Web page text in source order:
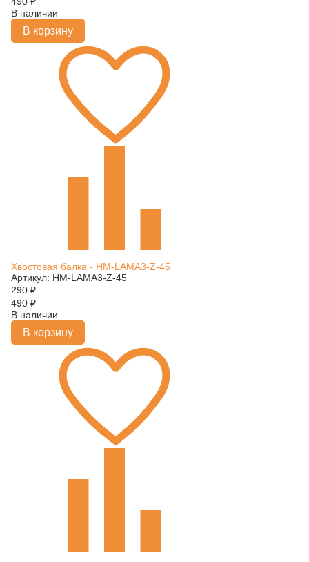
В наличии
В корзину
Хвостовая балка - HM-LAMA3-Z-45
Артикул: HM-LAMA3-Z-45
290 ₽
490 ₽
В наличии
В корзину